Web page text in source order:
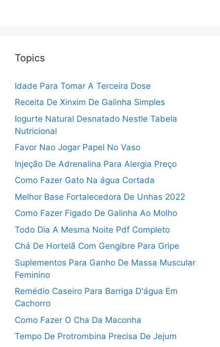
Topics
Idade Para Tomar A Terceira Dose
Receita De Xinxim De Galinha Simples
Iogurte Natural Desnatado Nestle Tabela
Nutricional
Favor Nao Jogar Papel No Vaso
Injeção De Adrenalina Para Alergia Preço
Como Fazer Gato Na água Cortada
Melhor Base Fortalecedora De Unhas 2022
Como Fazer Figado De Galinha Ao Molho
Todo Dia A Mesma Noite Pdf Completo
Chá De Hortelã Com Gengibre Para Gripe
Suplementos Para Ganho De Massa Muscular
Feminino
Remédio Caseiro Para Barriga D'água Em
Cachorro
Como Fazer O Cha Da Maconha
Tempo De Protrombina Precisa De Jejum